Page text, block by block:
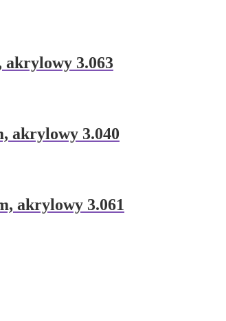
akrylowy 3.063
akrylowy 3.040
akrylowy 3.061